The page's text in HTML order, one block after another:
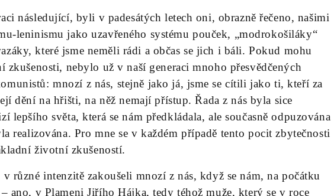
následující, byli v padesátých letech oni, obrazně řečeno, našimi
leninismu jako uzavřeného systému pouček, „modrokošiláky“
které jsme neměli rádi a občas se jich i báli. Pokud mohu
zkušenosti, nebylo už v naší generaci mnoho přesvědčených
mnozí z nás, stejně jako já, jsme se cítili jako ti, kteří za
dění na hřišti, na něž nemají přístup. Řada z nás byla sice
lepšího světa, která se nám předkládala, ale současně odpuzována
realizována. Pro mne se v každém případě tento pocit zbytečnosti
životní zkušeností.
různé intenzitě zakoušeli mnozí z nás, když se nám, na počátku
– ano, v Plameni Jiřího Hájka, tedy téhož muže, který se v roce